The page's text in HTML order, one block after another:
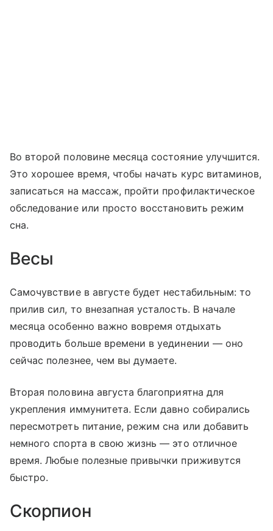
Во второй половине месяца состояние улучшится.
Это хорошее время, чтобы начать курс витаминов,
записаться на массаж, пройти профилактическое
обследование или просто восстановить режим
сна.
Весы
Самочувствие в августе будет нестабильным: то
прилив сил, то внезапная усталость. В начале
месяца особенно важно вовремя отдыхать
проводить больше времени в уединении — оно
сейчас полезнее, чем вы думаете.
Вторая половина августа благоприятна для
укрепления иммунитета. Если давно собирались
пересмотреть питание, режим сна или добавить
немного спорта в свою жизнь — это отличное
время. Любые полезные привычки приживутся
быстро.
Скорпион